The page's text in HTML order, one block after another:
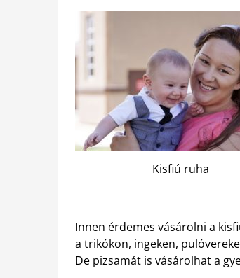
Kisfiú ruha
Innen érdemes vásárolni a
a trikókon, ingeken,
De pizsamát is vásárolhat a